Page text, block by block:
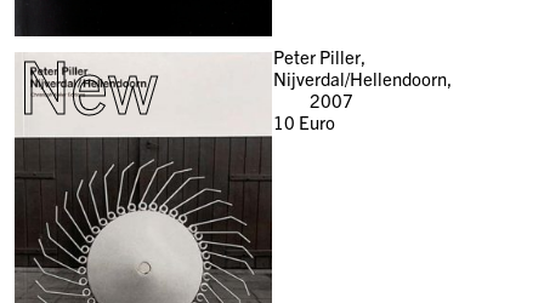
New
Peter Piller,
Nijverdal/Hellendoorn,
2007
10 Euro